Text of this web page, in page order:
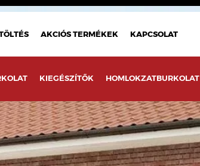
AKCIÓS TERMÉKEK KAPCSOLAT
KIEGÉSZÍTŐK HOMLOKZATBURKOLAT